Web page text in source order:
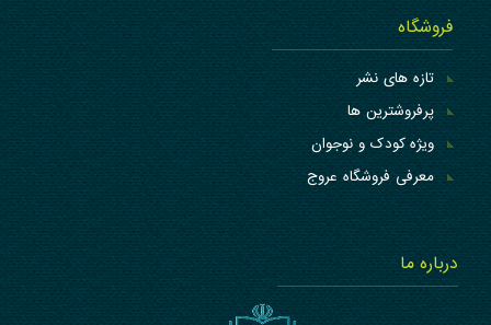
فروشگاه
تازه های نشر
پرفروشترین ها
ویژه کودک و نوجوان
معرفی فروشگاه عروج
درباره ما